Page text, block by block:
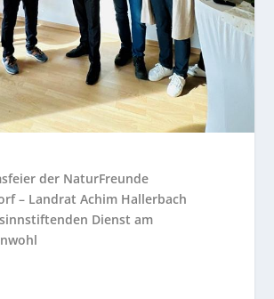
der NaturFreunde
– Landrat Achim Hallerbach
Dienst am